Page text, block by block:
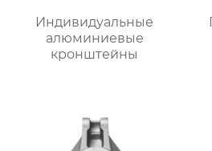
Индивидуальные
алюминиевые
кронштейны